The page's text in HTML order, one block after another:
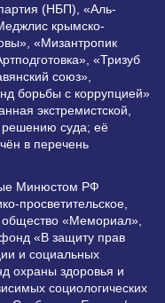
(НБП), «Аль-
крымско-
«Мизантропик
«Тризуб
союз»,
борьбы с коррупцией»
экстремистской,
суда; её
в перечень
Минюстом РФ
просветительское,
общество «Мемориал»,
«В защиту прав
и социальных
охраны здоровья и
социологических